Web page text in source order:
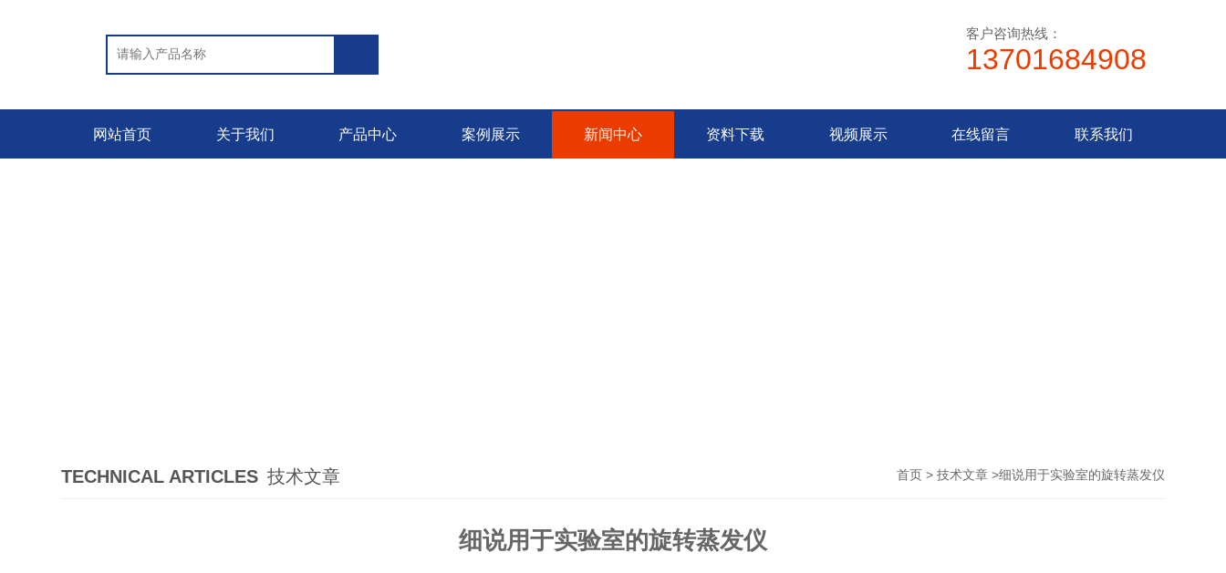
客户咨询热线：
13701684908
网站首页 关于我们 产品中心 案例展示 新闻中心 资料下载 视频展示 在线留言 联系我们
TECHNICAL ARTICLES 技术文章 首页> 技术文章>细说用于实验室的旋转蒸发仪
细说用于实验室的旋转蒸发仪